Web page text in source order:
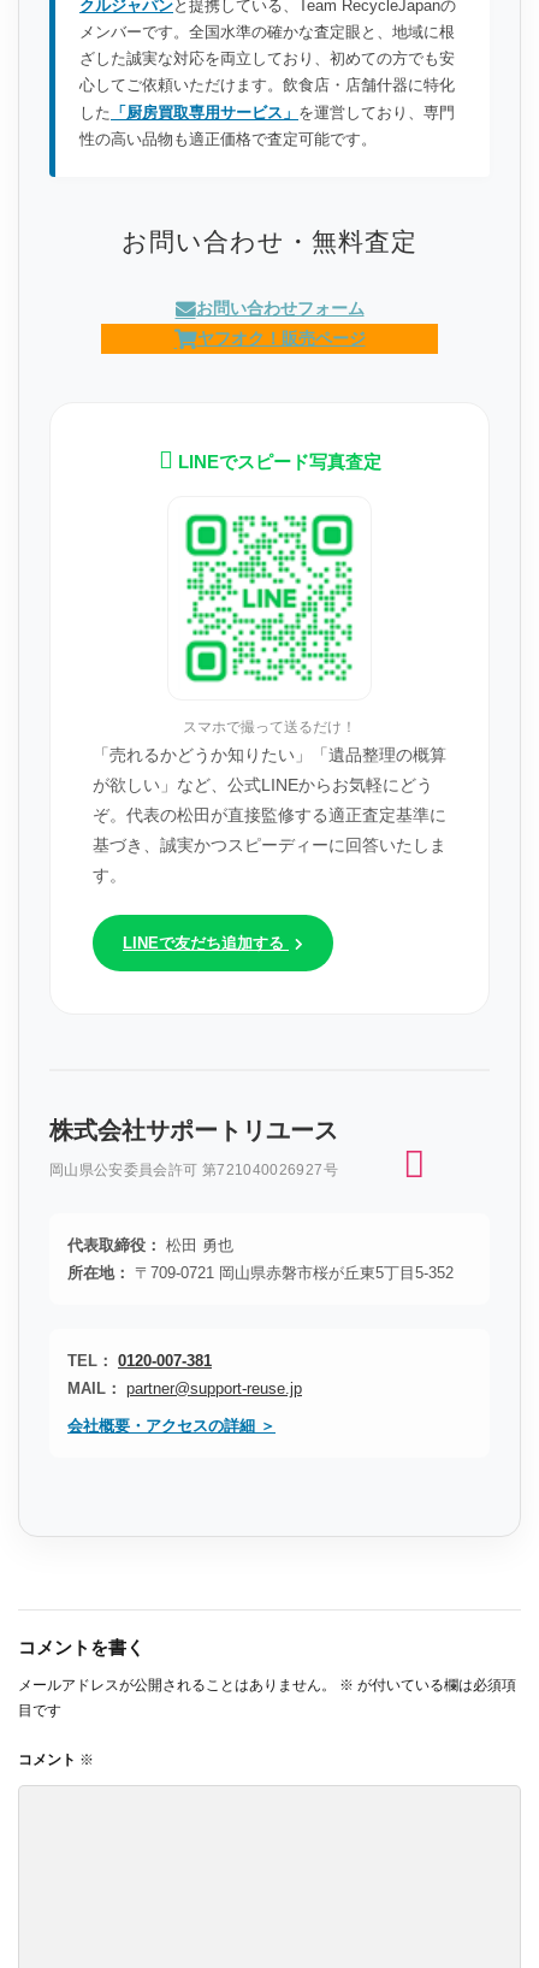
クルジャパンと提携している、Team RecycleJapanの
メンバーです。全国水準の確かな査定眼と、地域に根
ざした誠実な対応を両立しており、初めての方でも安
心してご依頼いただけます。飲食店・店舗什器に特化
した 「厨房買取専用サービス」 を運営しており、専門
性の高い品物も適正価格で査定可能です。
お問い合わせ・無料査定
お問い合わせフォーム
ヤフオク！販売ページ
LINEでスピード写真査定
スマホで撮って送るだけ！
「売れるかどうか知りたい」「遺品整理の概算
が欲しい」など、公式LINEからお気軽にどう
ぞ。代表の松田が直接監修する適正査定基準に
基づき、誠実かつスピーディーに回答いたしま
す。
LINEで友だち追加する
株式会社サポートリユース
岡山県公安委員会許可 第721040026927号
代表取締役： 松田 勇也
所在地：
〒709-0721 岡山県赤磐市桜が丘東5丁目5-352
TEL： 0120-007-381
MAIL： partner@support-reuse.jp
会社概要・アクセスの詳細 ＞
コメントを書く
メールアドレスが公開されることはありません。 ※ が付いている欄は必須項
目です
コメント ※